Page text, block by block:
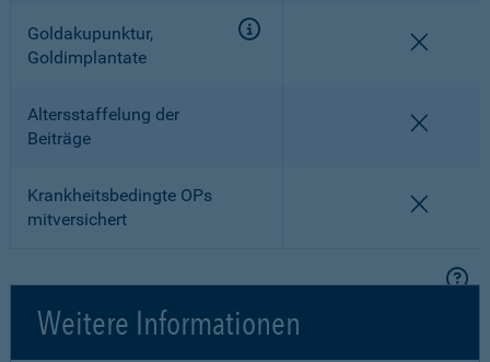
Goldakupunktur,
Goldimplantate
Altersstaffelung der
Beiträge
Krankheitsbedingte OPs
mitversichert
Weitere Informationen